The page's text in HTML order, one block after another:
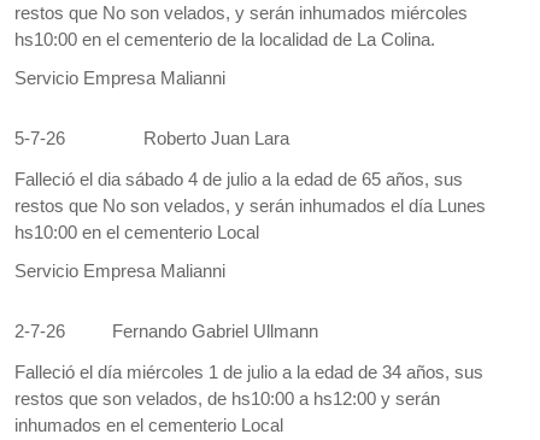
restos que No son velados, y serán inhumados miércoles
hs10:00 en el cementerio de la localidad de La Colina.
Servicio Empresa Malianni
5-7-26 Roberto Juan Lara
Falleció el dia sábado 4 de julio a la edad de 65 años, sus
restos que No son velados, y serán inhumados el día Lunes
hs10:00 en el cementerio Local
Servicio Empresa Malianni
2-7-26 Fernando Gabriel Ullmann
Falleció el día miércoles 1 de julio a la edad de 34 años, sus
restos que son velados, de hs10:00 a hs12:00 y serán
inhumados en el cementerio Local